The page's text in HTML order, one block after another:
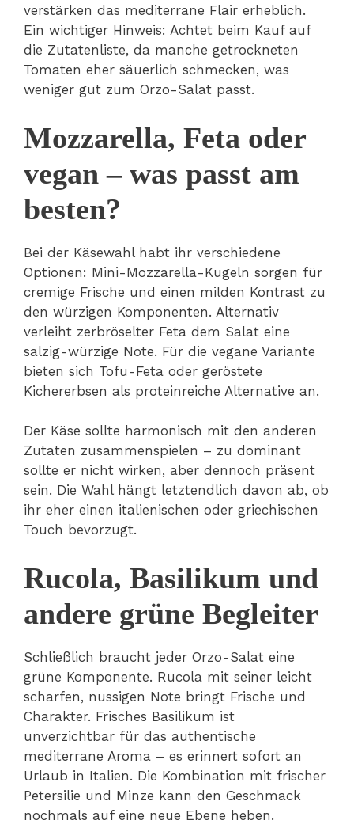
verstärken das mediterrane Flair erheblich.
Ein wichtiger Hinweis: Achtet beim Kauf auf
die Zutatenliste, da manche getrockneten
Tomaten eher säuerlich schmecken, was
weniger gut zum Orzo-Salat passt.
Mozzarella, Feta oder
vegan – was passt am
besten?
Bei der Käsewahl habt ihr verschiedene
Optionen: Mini-Mozzarella-Kugeln sorgen für
cremige Frische und einen milden Kontrast zu
den würzigen Komponenten. Alternativ
verleiht zerbröselter Feta dem Salat eine
salzig-würzige Note. Für die vegane Variante
bieten sich Tofu-Feta oder geröstete
Kichererbsen als proteinreiche Alternative an.
Der Käse sollte harmonisch mit den anderen
Zutaten zusammenspielen – zu dominant
sollte er nicht wirken, aber dennoch präsent
sein. Die Wahl hängt letztendlich davon ab, ob
ihr eher einen italienischen oder griechischen
Touch bevorzugt.
Rucola, Basilikum und
andere grüne Begleiter
Schließlich braucht jeder Orzo-Salat eine
grüne Komponente. Rucola mit seiner leicht
scharfen, nussigen Note bringt Frische und
Charakter. Frisches Basilikum ist
unverzichtbar für das authentische
mediterrane Aroma – es erinnert sofort an
Urlaub in Italien. Die Kombination mit frischer
Petersilie und Minze kann den Geschmack
nochmals auf eine neue Ebene heben.